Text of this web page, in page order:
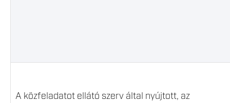
A közfeladatot ellátó szerv által nyújtott, az